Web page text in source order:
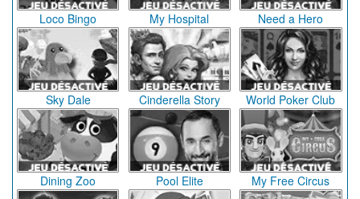
Loco Bingo My Hospital Need a Hero
Sky Dale Cinderella Story World Poker Club
Dining Zoo Pool Elite My Free Circus